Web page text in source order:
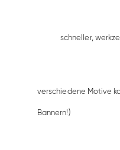
schneller,
verschiedene Motive
Bannern!)